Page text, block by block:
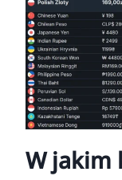
W jakim